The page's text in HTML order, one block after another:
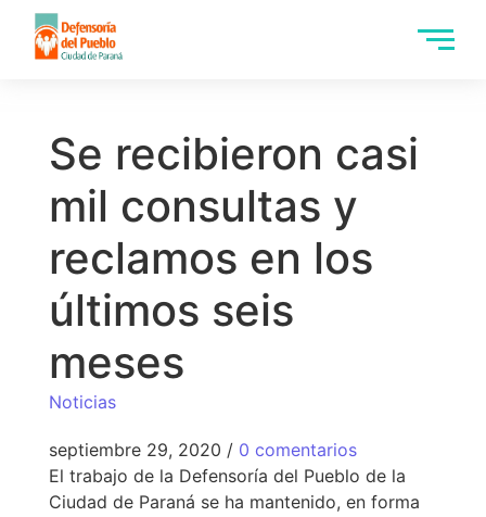
Se recibieron casi
mil consultas y
reclamos en los
últimos seis
meses
Noticias
septiembre 29, 2020 / 0 comentarios
El trabajo de la Defensoría del Pueblo de la
Ciudad de Paraná se ha mantenido, en forma